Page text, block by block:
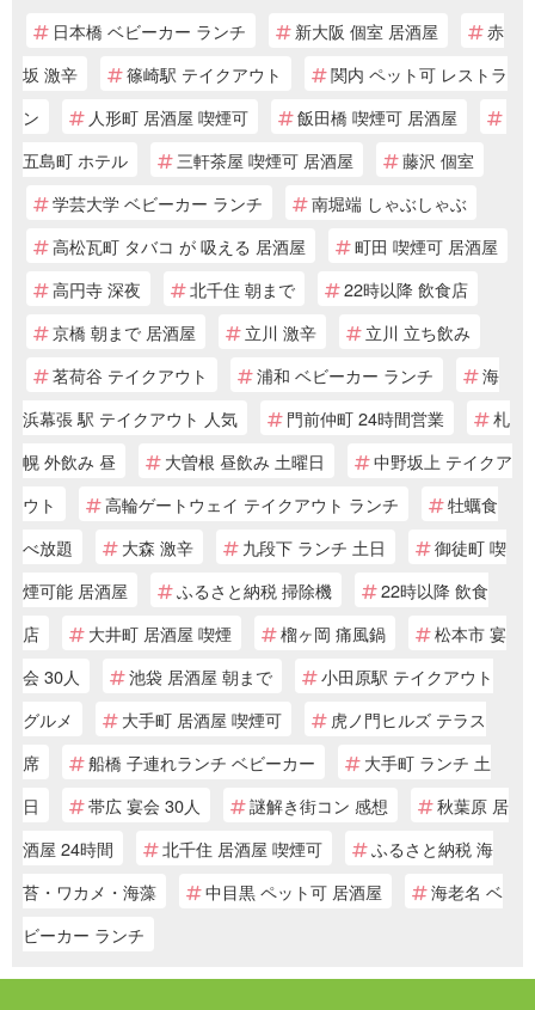
日本橋 ベビーカー ランチ 新大阪 個室 居酒屋
赤
坂 激辛
篠崎駅 テイクアウト
関内 ペット可 レストラ
ン
人形町 居酒屋 喫煙可
飯田橋 喫煙可 居酒屋
五島町 ホテル
三軒茶屋 喫煙可 居酒屋
藤沢 個室
学芸大学 ベビーカー ランチ
南堀端 しゃぶしゃぶ
高松瓦町 タバコ が 吸える 居酒屋
町田 喫煙可 居酒屋
高円寺 深夜
北千住 朝まで
22時以降 飲食店
京橋 朝まで 居酒屋
立川 激辛
立川 立ち飲み
茗荷谷 テイクアウト
浦和 ベビーカー ランチ
海
浜幕張 駅 テイクアウト 人気
門前仲町 24時間営業
札
幌 外飲み 昼
大曽根 昼飲み 土曜日
中野坂上 テイクア
ウト
高輪ゲートウェイ テイクアウト ランチ
牡蠣食
べ放題
大森 激辛 九段下 ランチ 土日
御徒町 喫
煙可能 居酒屋
ふるさと納税 掃除機
22時以降 飲食
店
大井町 居酒屋 喫煙 榴ヶ岡 痛風鍋
松本市 宴
会 30人
池袋 居酒屋 朝まで
小田原駅 テイクアウト
グルメ
大手町 居酒屋 喫煙可
虎ノ門ヒルズ テラス
席
船橋 子連れランチ ベビーカー
大手町 ランチ 土
日
帯広 宴会 30人 謎解き街コン 感想
秋葉原 居
酒屋 24時間
北千住 居酒屋 喫煙可
ふるさと納税 海
苔・ワカメ・海藻
中目黒 ペット可 居酒屋
海老名 ベ
ビーカー ランチ